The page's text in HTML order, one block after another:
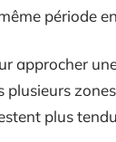
période
approcher
plus